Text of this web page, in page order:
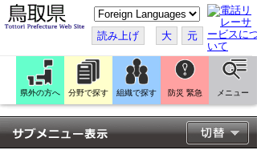
こ
の
ペ
ー
ジ
翻
訳
す
る
読み上げ 大 元
県外の方へ 分野で探す 組織で探す 防災 緊急 メニュー